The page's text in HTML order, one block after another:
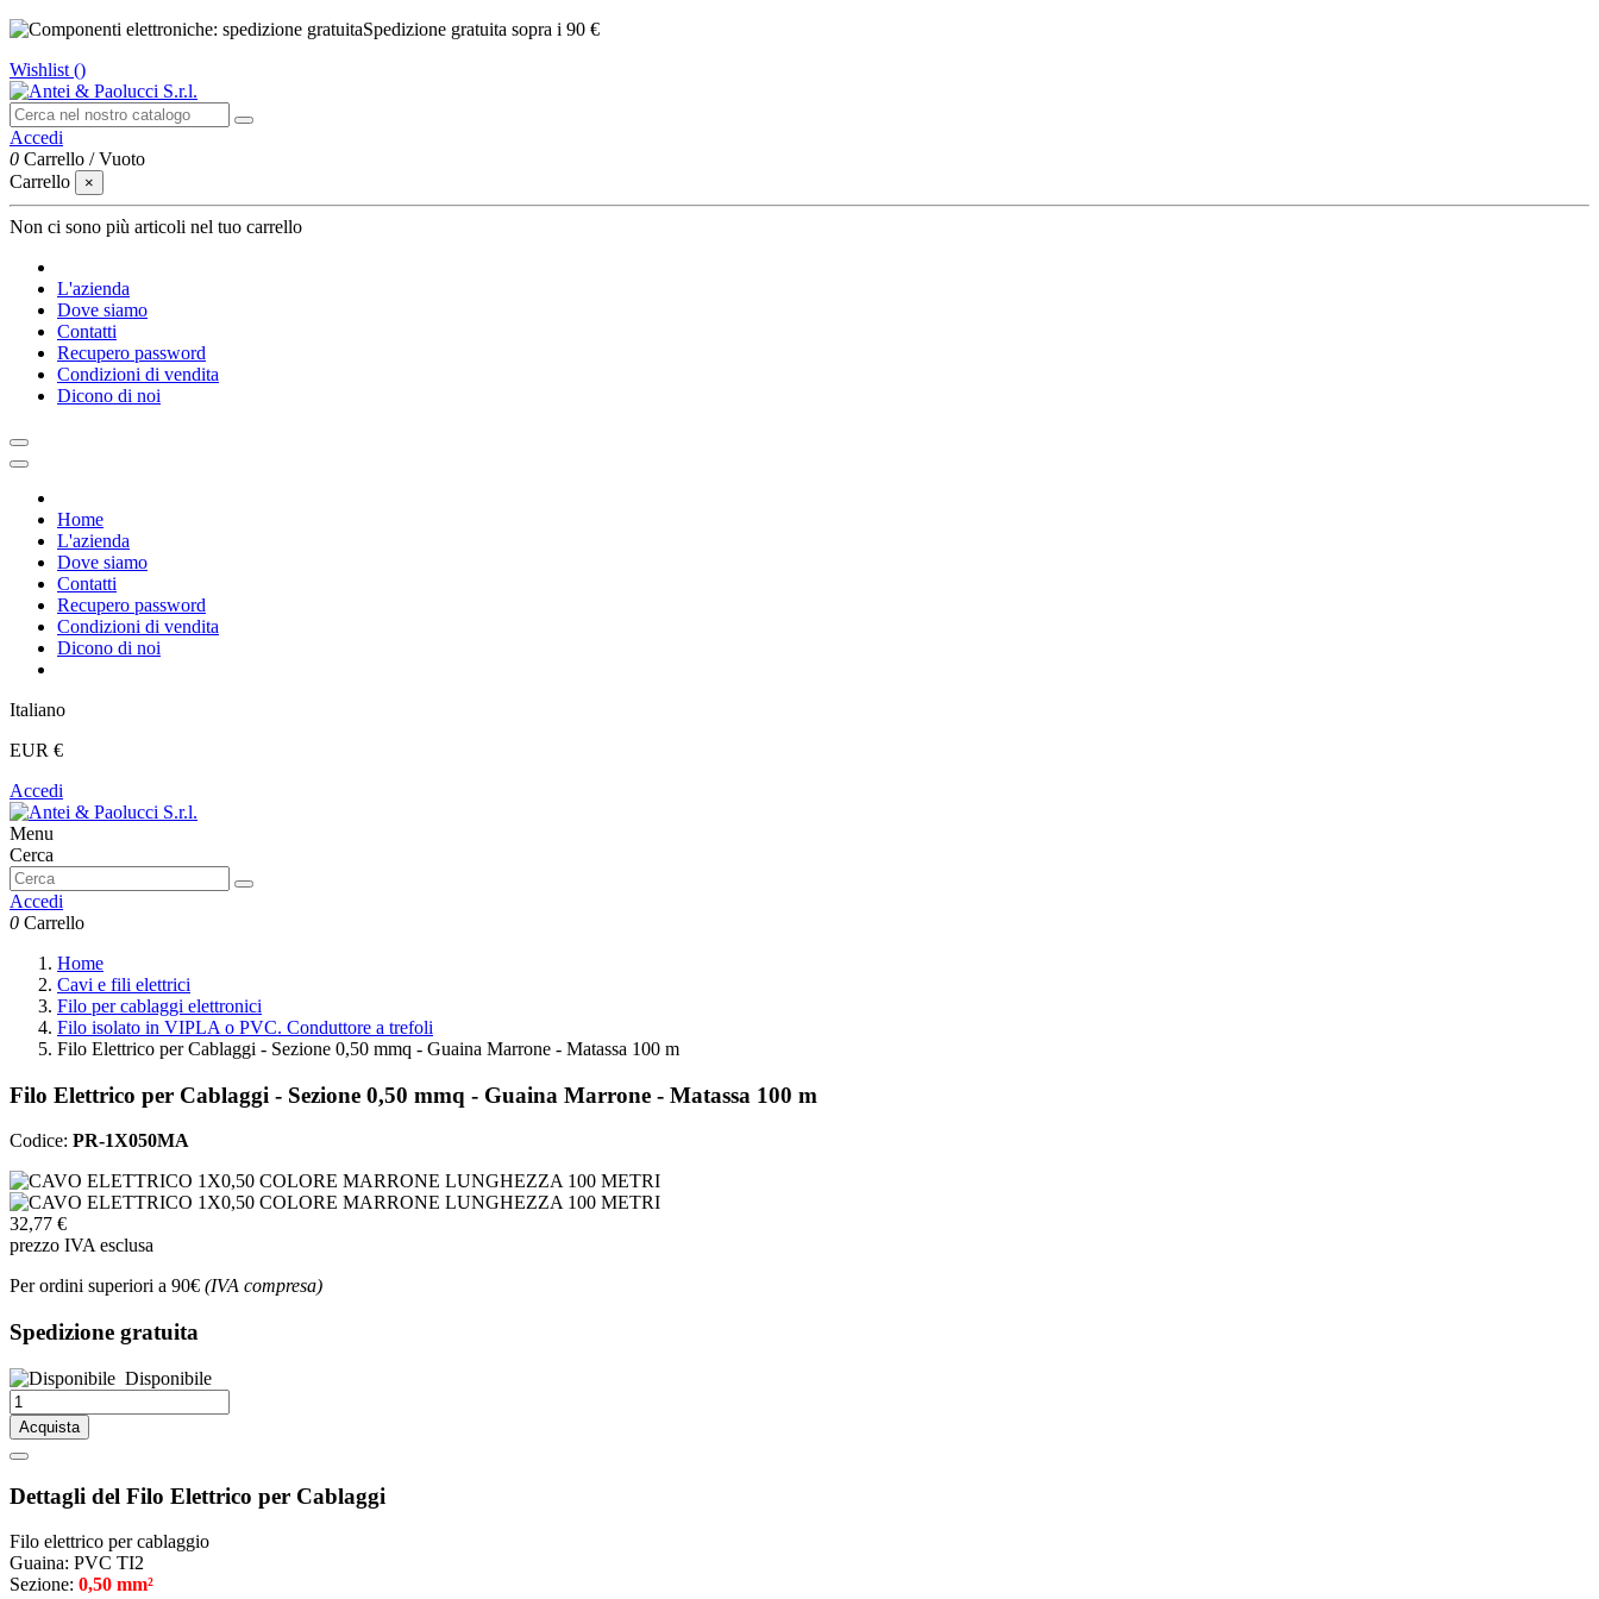
Spedizione gratuita sopra i 90 €
Wishlist ()
Accedi
0 Carrello /Vuoto
Carrello
×
Non ci sono più articoli nel tuo carrello
L'azienda
Dove siamo
Contatti
Recupero password
Condizioni di vendita
Dicono di noi
Home
L'azienda
Dove siamo
Contatti
Recupero password
Condizioni di vendita
Dicono di noi
Italiano
EUR €
Accedi
Menu
Cerca
Accedi
0 Carrello
Home
Cavi e fili elettrici
Filo per cablaggi elettronici
Filo isolato in VIPLA o PVC. Conduttore a trefoli
Filo Elettrico per Cablaggi - Sezione 0,50 mmq - Guaina Marrone - Matassa 100 m
Filo Elettrico per Cablaggi - Sezione 0,50 mmq - Guaina Marrone - Matassa 100 m
Codice: PR-1X050MA
32,77 €
prezzo IVA esclusa
Per ordini superiori a 90€ (IVA compresa)
Spedizione gratuita
Disponibile
Acquista
Dettagli del Filo Elettrico per Cablaggi
Filo elettrico per cablaggio
Guaina: PVC TI2
Sezione: 0,50 mm²